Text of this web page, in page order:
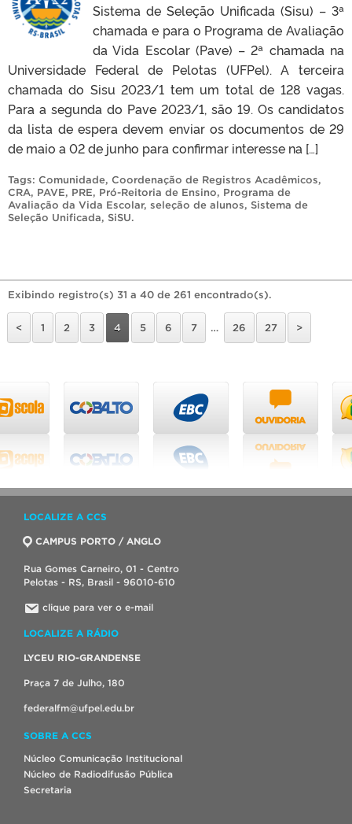
Sistema de Seleção Unificada (Sisu) – 3ª
chamada e para o Programa de Avaliação
da Vida Escolar (Pave) – 2ª chamada na
Universidade Federal de Pelotas (UFPel). A terceira
chamada do Sisu 2023/1 tem um total de 128 vagas.
Para a segunda do Pave 2023/1, são 19. Os candidatos
da lista de espera devem enviar os documentos de 29
de maio a 02 de junho para confirmar interesse na […]
Tags: Comunidade, Coordenação de Registros Acadêmicos,
CRA, PAVE, PRE, Pró-Reitoria de Ensino, Programa de
Avaliação da Vida Escolar, seleção de alunos, Sistema de
Seleção Unificada, SiSU.
Exibindo registro(s) 31 a 40 de 261 encontrado(s).
< 1 2 3 4 5 6 7 … 26 27 >
LOCALIZE A CCS
CAMPUS PORTO / ANGLO
Rua Gomes Carneiro, 01 - Centro
Pelotas - RS, Brasil - 96010-610
clique para ver o e-mail
LOCALIZE A RÁDIO
LYCEU RIO-GRANDENSE
Praça 7 de Julho, 180
federalfm@ufpel.edu.br
SOBRE A CCS
Núcleo Comunicação Institucional
Núcleo de Radiodifusão Pública
Secretaria